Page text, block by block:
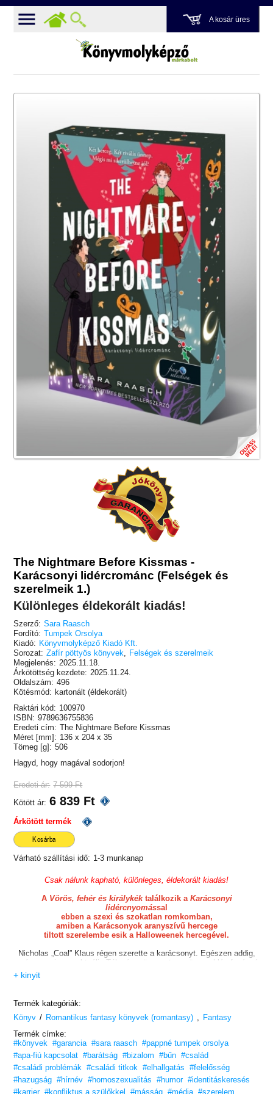
A kosár üres
The Nightmare Before Kissmas -
Karácsonyi lidércrománc (Felségek és
szerelmeik 1.)
Különleges éldekorált kiadás!
Szerző: Sara Raasch
Fordító: Tumpek Orsolya
Kiadó: Könyvmolyképző Kiadó Kft.
Sorozat: Zafír pöttyös könyvek
Felségek és szerelmeik
Megjelenés: 2025.11.18.
Árkötöttség kezdete: 2025.11.24.
Oldalszám: 496
Kötésmód: kartonált (éldekorált)
Raktári kód: 100970
ISBN: 9789636755836
Eredeti cím: The Nightmare Before Kissmas
Méret [mm]: 136 x 204 x 35
Tömeg [g]: 506
Hagyd, hogy magával sodorjon!
Eredeti ár: 7 599 Ft
Kötött ár: 6 839 Ft
Árkötött termék
Kosárba
Várható szállítási idő: 1-3 munkanap
Csak nálunk kapható, különleges, éldekorált kiadás!
A Vörös, fehér és királykéktalálkozik a Karácsonyi
lidércnyomással
ebben a szexi és szokatlan romkomban,
amiben a Karácsonyok aranyszívű hercege
tiltott szerelembe esik a Halloweenek hercegével.
Nicholas „Coal” Klaus régen szerette a karácsonyt. Egészen addig,
amíg az apja, az aktuális Télapó az ünnepet egy üres reklámfogássá
változtatta. Coal bármit megtenne, hogy kikerüljön a reflektorfényből.
csókcsatába egy rozoga bár mögött egy lélegzetelállító pasival.
feleségül kell vennie a legjobb barátját, Irist, a Húsvét család
hercegnőjét,
akibe az öccse nem-is-annyira-titkon szerelmes.
Csak úgy üvölt a helyzetről, hogy katasztrófába fog torkollani.
Ám ez lehet még rosszabb is, ugyanis egy rivális érkezik, hogy
elnyerje
+ kinyit
Termék kategóriák:
Könyv / Romantikus fantasy könyvek (romantasy)
Fantasy
Termék címke:
#könyvek #garancia #sara raasch #pappné tumpek orsolya
#apa-fiú kapcsolat #barátság #bizalom #bűn #család
#családi problémák #családi titkok #elhallgatás
#felelősség
#hazugság #hírnév #homoszexualitás #humor #identitáskeresés
#karrier #konfliktus a szülőkkel #másság #média #szerelem